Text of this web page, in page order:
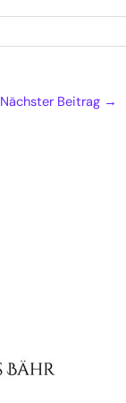
Nächster Beitrag →